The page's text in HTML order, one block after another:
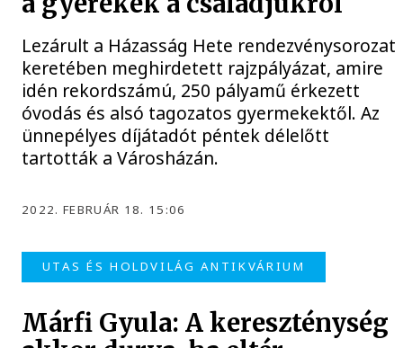
Lezárult a Házasság Hete rendezvénysorozat
keretében meghirdetett rajzpályázat, amire
idén rekordszámú, 250 pályamű érkezett
óvodás és alsó tagozatos gyermekektől. Az
ünnepélyes díjátadót péntek délelőtt
tartották a Városházán.
2022. FEBRUÁR 18. 15:06
UTAS ÉS HOLDVILÁG ANTIKVÁRIUM
Márfi Gyula: A kereszténység